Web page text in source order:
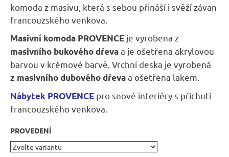
komoda z masivu, která s sebou přináší i svěží závan
francouzského venkova.
Masivní komoda PROVENCE je vyrobena z
masivního bukovéhodřevaa je ošetřena akrylovou
barvou v krémové barvě. Vrchní deska je vyrobená
z masivního dubového dřevaa ošetřena lakem.
Nábytek PROVENCE pro snové interiéry s příchutí
francouzského venkova.
PROVEDENÍ
HLEDAT
D
o
p
r
u
č
u
j